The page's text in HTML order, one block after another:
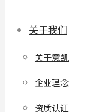
关于我们
关于意凯
企业理念
资质认证